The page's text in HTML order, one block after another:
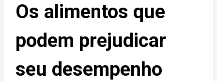
Os alimentos que
podem prejudicar
seu desempenho